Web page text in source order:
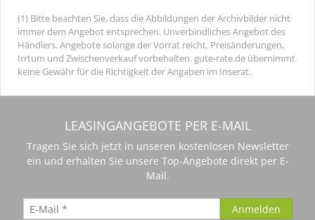
(1) Bitte beachten Sie, dass die Abbildungen der Archivbilder nicht
immer dem Angebot entsprechen. Unverbindliches Angebot des
Händlers. Angebote solange der Vorrat reicht. Preisänderungen,
Irrtum und Zwischenverkauf vorbehalten. gute-rate.de übernimmt
keine Gewähr für die Richtigkeit der Angaben im Inserat.
LEASINGANGEBOTE PER E-MAIL
Tragen Sie sich jetzt in unseren kostenlosen Newsletter
ein und erhalten Sie unsere Top-Angebote direkt per E-
Mail.